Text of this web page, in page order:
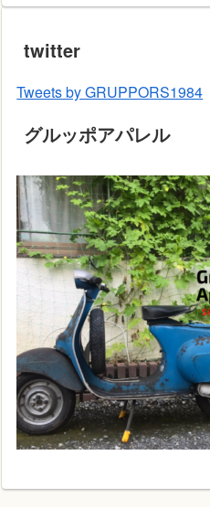
twitter
Tweets by GRUPPORS1984
グルッポアパレル